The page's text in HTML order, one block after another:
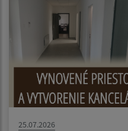
25.07.2026